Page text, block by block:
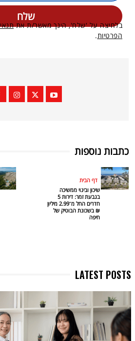
בלחיצה על 'שלח', הינך מאשר/ת את
הפרטיות.
כתבות נוספות
דף הבית
שיכון ובינוי ממשיכה
בגבעת זמר: דירות 5
חדרים החל מ־2.99 מיליון
₪ בשכונת הבוטיק של
חיפה
LATEST POSTS